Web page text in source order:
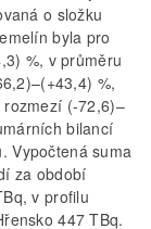
o složku
byla pro
%, v průměru
%,
(-72,6)–
bilancí
Vypočtená suma
za období
v profilu
447 TBq.